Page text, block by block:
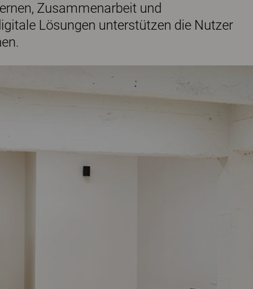
Zusammenarbeit und
Lösungen unterstützen die Nutzer